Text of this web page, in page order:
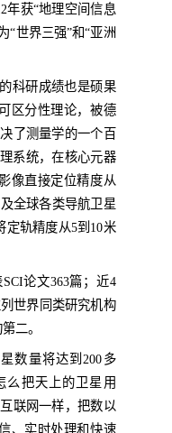
年获“地理空间信息
“世界三强”和“亚洲
科研成绩也是硕果
区分性理论，被德
了测量学的一个百
系统，在核心元器
像直接定位精度从
全球各类导航卫星
定轨精度从5到 10米
SCI论文363篇；近4
世界同类研究机构
二。
数量将达到 200多
么把天上的卫星用
联网一样，把数以
、实时处理和快速